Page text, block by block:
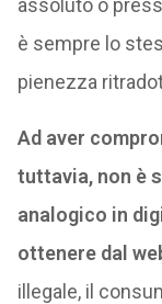
assoluto o
è sempre lo
pienezza
Ad aver
tuttavia, non è
analogico in
ottenere dal
illegale, il